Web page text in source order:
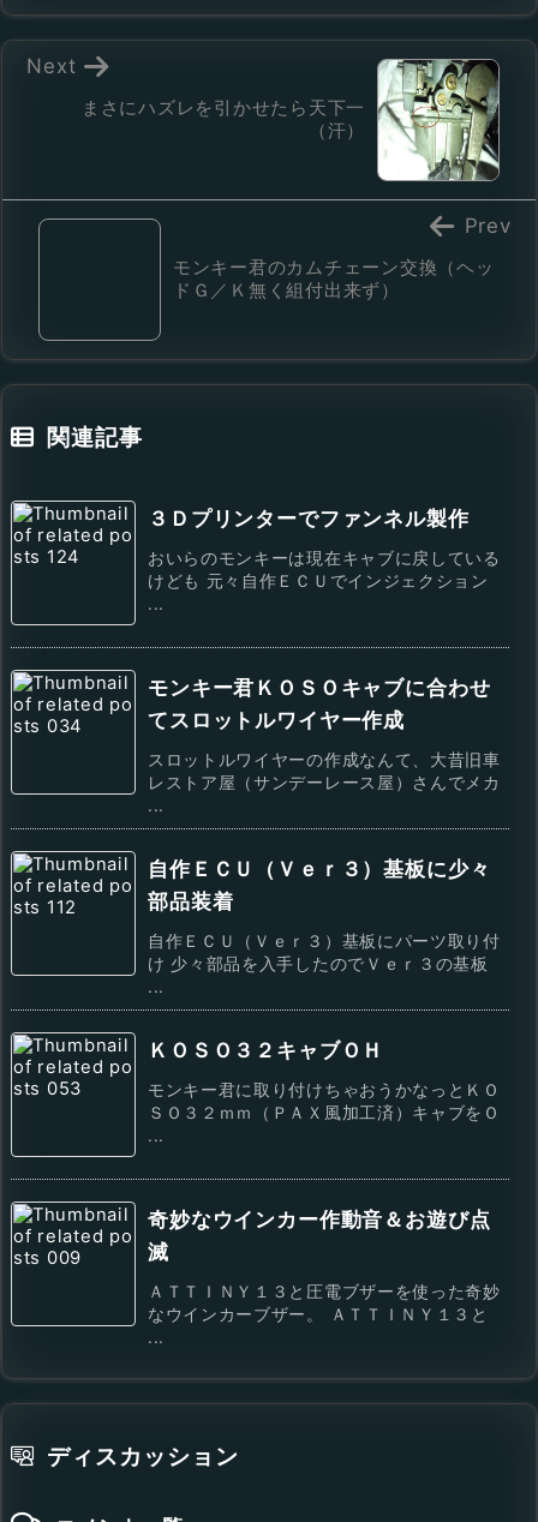
まさにハズレを引かせたら天下一
（汗）
Next
モンキー君のカムチェーン交換（ヘッ
ドＧ／Ｋ無く組付出来ず）
Prev
関連記事
３Ｄプリンターでファンネル製作
おいらのモンキーは現在キャブに戻している
けども 元々自作ＥＣＵでインジェクション
...
モンキー君ＫＯＳＯキャブに合わせ
てスロットルワイヤー作成
スロットルワイヤーの作成なんて、大昔旧車
レストア屋（サンデーレース屋）さんでメカ
...
自作ＥＣＵ（Ｖｅｒ３）基板に少々
部品装着
自作ＥＣＵ（Ｖｅｒ３）基板にパーツ取り付
け 少々部品を入手したのでＶｅｒ３の基板
...
ＫＯＳＯ３２キャブＯＨ
モンキー君に取り付けちゃおうかなっとＫＯ
ＳＯ３２ｍｍ（ＰＡＸ風加工済）キャブをＯ
...
奇妙なウインカー作動音＆お遊び点
滅
ＡＴＴＩＮＹ１３と圧電ブザーを使った奇妙
なウインカーブザー。 ＡＴＴＩＮＹ１３と
...
ディスカッション